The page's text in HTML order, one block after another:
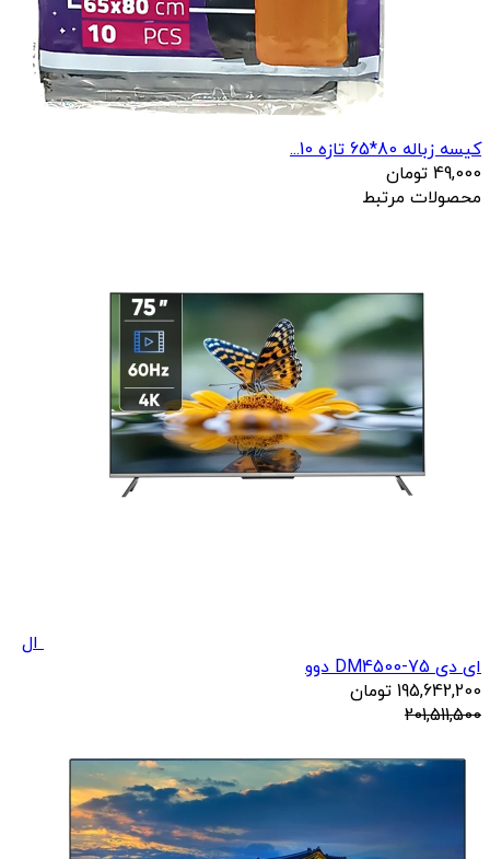
کیسه زباله 80*65 تازه 10...
49,000 تومان
محصولات مرتبط
ال
ای دی DM4500-75 دوو
195,642,200 تومان
201,511,500